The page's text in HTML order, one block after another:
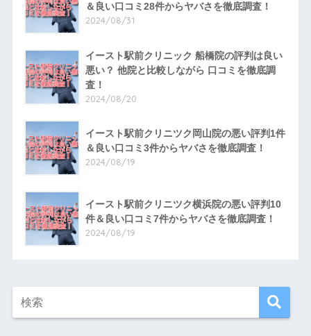
＆良い口コミ28件からヤバさを徹底調査！
2024/08/31
イースト駅前クリニック 船橋院の評判は良い
悪い？ 他院と比較しながら 口コミを徹底調
査！
2024/08/20
イースト駅前クリニツク岡山院の悪い評判1件
＆良い口コミ3件からヤバさを徹底調査！
2024/08/19
イースト駅前クリニツク横浜院の悪い評判10
件＆良い口コミ7件からヤバさを徹底調査！
2024/08/19